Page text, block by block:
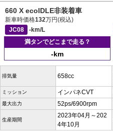
660 X ecoIDLE非装着車
新車時価格132万円(税込)
JC08
-km/L
満タンでどこまで走る？
-km
排気量 658cc
ミッション インパネCVT
最大出力 52ps/6900rpm
生産期間
2023年04月～202
4年10月